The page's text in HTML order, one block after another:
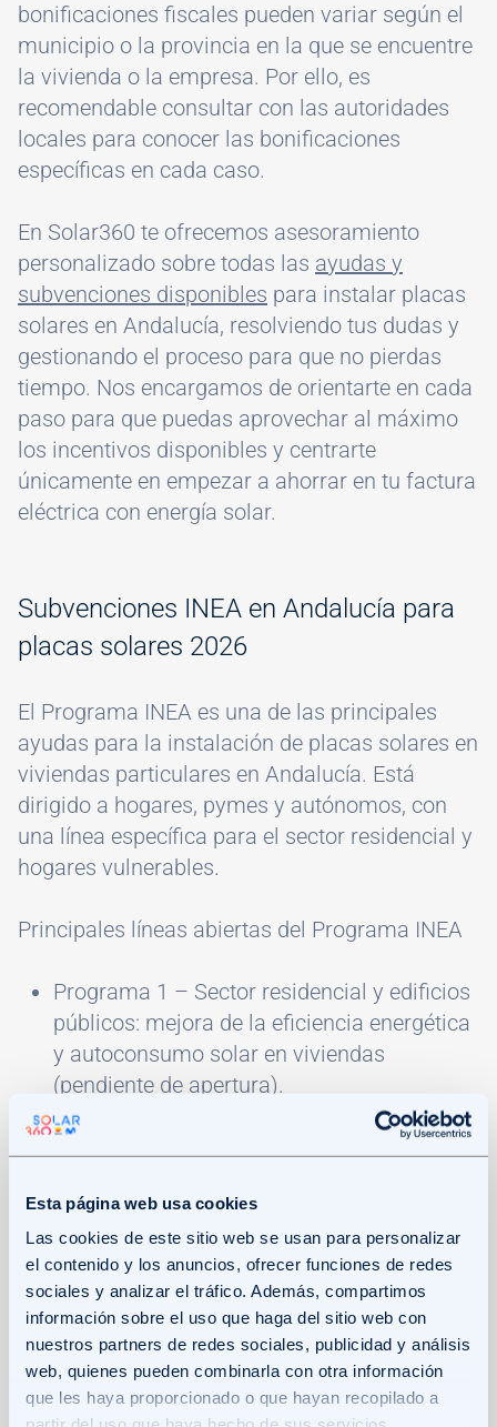
Esta página web usa cookies
Las cookies de este sitio web se usan para personalizar
el contenido y los anuncios, ofrecer funciones de redes
sociales y analizar el tráfico. Además, compartimos
información sobre el uso que haga del sitio web con
nuestros partners de redes sociales, publicidad y análisis
web, quienes pueden combinarla con otra información
que les haya proporcionado o que hayan recopilado a
bonificaciones fiscales pueden variar según el
municipio o la provincia en la que se encuentre
la vivienda o la empresa. Por ello, es
recomendable consultar con las autoridades
locales para conocer las bonificaciones
específicas en cada caso.
En Solar360 te ofrecemos asesoramiento
personalizado sobre todas las ayudas y
subvenciones disponibles para instalar placas
solares en Andalucía, resolviendo tus dudas y
gestionando el proceso para que no pierdas
tiempo. Nos encargamos de orientarte en cada
paso para que puedas aprovechar al máximo
los incentivos disponibles y centrarte
únicamente en empezar a ahorrar en tu factura
eléctrica con energía solar.
Subvenciones INEA en Andalucía para
placas solares 2026
El Programa INEA es una de las principales
ayudas para la instalación de placas solares en
viviendas particulares en Andalucía. Está
dirigido a hogares, pymes y autónomos, con
una línea específica para el sector residencial y
hogares vulnerables.
Principales líneas abiertas del Programa INEA
Programa 1 – Sector residencial y edificios
públicos: mejora de la eficiencia energética
y autoconsumo solar en viviendas
(pendiente de apertura).
Programa 4 – Hogares vulnerables: incluye
la rehabilitación energética y autoconsumo
con placas solares (pendiente de apertura).
Por tanto, ¿qué instalaciones podrán
beneficiarse?
Viviendas unifamiliares